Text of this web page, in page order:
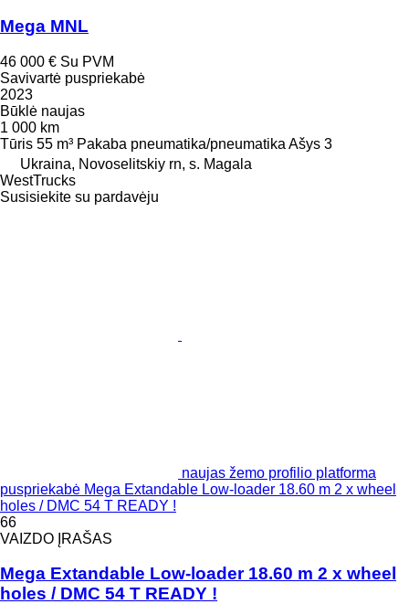
Mega MNL
46 000 € Su PVM
Savivartė puspriekabė
2023
Būklė naujas
1 000 km
Tūris 55 m³ Pakaba pneumatika/pneumatika Ašys 3
Ukraina, Novoselitskiy rn, s. Magala
WestTrucks
Susisiekite su pardavėju
naujas žemo profilio platforma
puspriekabė Mega Extandable Low-loader 18.60 m 2 x wheel
holes / DMC 54 T READY !
66
VAIZDO ĮRAŠAS
Mega Extandable Low-loader 18.60 m 2 x wheel
holes / DMC 54 T READY !